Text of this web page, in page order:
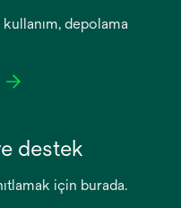
depolama
destek
için burada.